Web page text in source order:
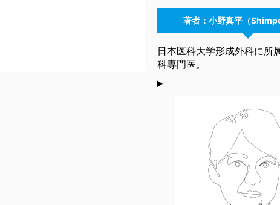
著者：小野真平（
日本医科大学形成外科に所
科専門医。